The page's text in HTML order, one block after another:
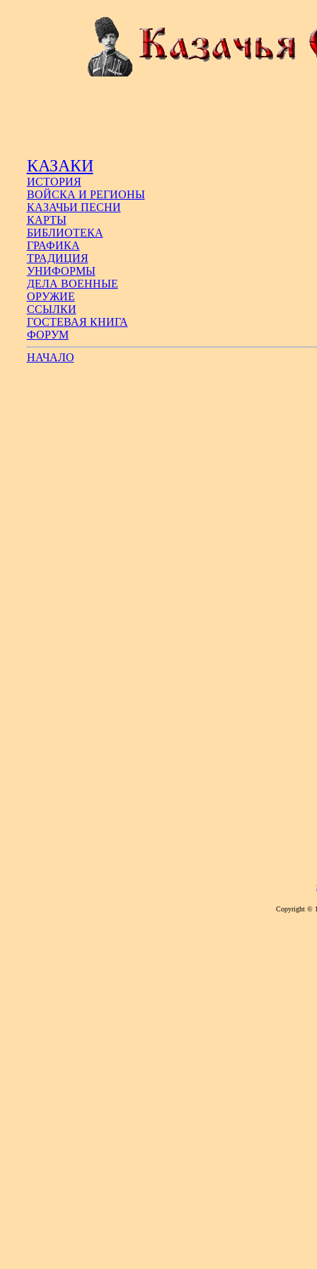
КАЗАКИ
ИСТОРИЯ
ВОЙСКА И РЕГИОНЫ
КАЗАЧЬИ ПЕСНИ
КАРТЫ
БИБЛИОТЕКА
ГРАФИКА
ТРАДИЦИЯ
УНИФОРМЫ
ДЕЛА ВОЕННЫЕ
ОРУЖИЕ
ССЫЛКИ
ГОСТЕВАЯ КНИГА
ФОРУМ
НАЧАЛО
Copyright ©